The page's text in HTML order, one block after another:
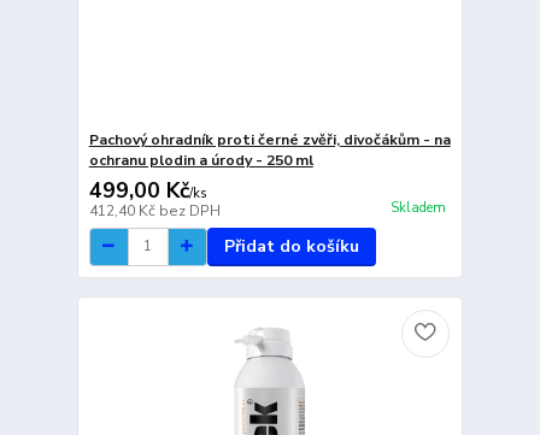
Pachový ohradník proti černé zvěři, divočákům - na
ochranu plodin a úrody - 250 ml
499,00 Kč/ks
412,40 Kč bez DPH Skladem
Přidat do košíku